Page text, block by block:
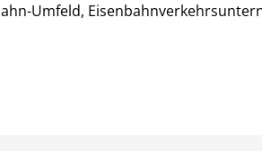
Umfeld,